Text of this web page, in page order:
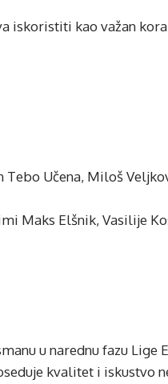
iskoristiti kao važan
Tebo Učena, Miloš
Maks Elšnik, Vasilije
u narednu fazu Lige
kvalitet i iskustvo